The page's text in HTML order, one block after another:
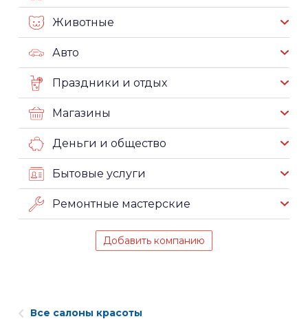
Животные
Авто
Праздники и отдых
Магазины
Деньги и общество
Бытовые услуги
Ремонтные мастерские
Добавить компанию
Все салоны красоты